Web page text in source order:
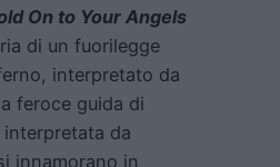
On to Your Angels
di un fuorilegge
interpretato da
feroce guida di
da
innamorano in